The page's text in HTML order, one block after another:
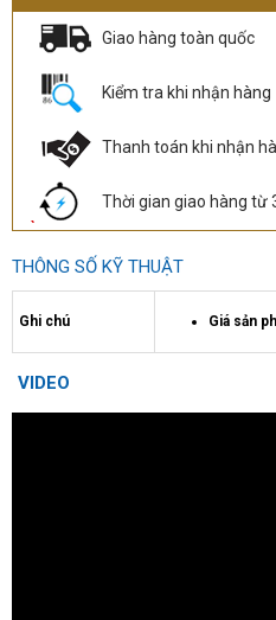
Giao hàng toàn quốc
Kiểm tra khi nhận hàng
Thanh toán khi nhận
Thời gian giao hàng từ
THÔNG SỐ KỸ THUẬT
Ghi chú Giá sản
VIDEO